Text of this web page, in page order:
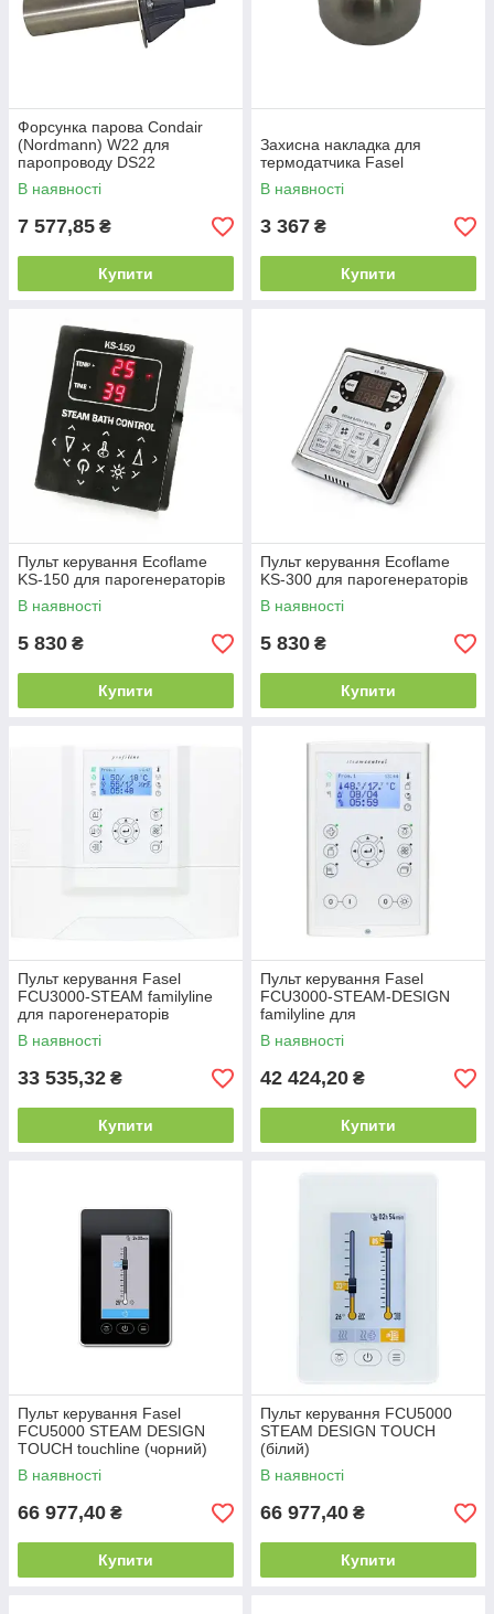
Форсунка парова Condair
(Nordmann) W22 для
паропроводу DS22
В наявності
7 577,85 ₴
Купити
Захисна накладка для
термодатчика Fasel
В наявності
3 367 ₴
Купити
Пульт керування Ecoflame
KS-150 для парогенераторів
В наявності
5 830 ₴
Купити
Пульт керування Ecoflame
KS-300 для парогенераторів
В наявності
5 830 ₴
Купити
Пульт керування Fasel
FCU3000-STEAM familyline
для парогенераторів
В наявності
33 535,32 ₴
Купити
Пульт керування Fasel
FCU3000-STEAM-DESIGN
familyline для
парогенераторів
В наявності
42 424,20 ₴
Купити
Пульт керування Fasel
FCU5000 STEAM DESIGN
TOUCH touchline (чорний)
для парогенераторів
В наявності
66 977,40 ₴
Купити
Пульт керування FCU5000
STEAM DESIGN TOUCH
(білий)
В наявності
66 977,40 ₴
Купити